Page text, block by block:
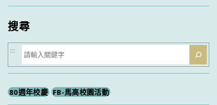
類
搜尋
搜
尋
:::
80週年校慶 FB-馬高校園活動